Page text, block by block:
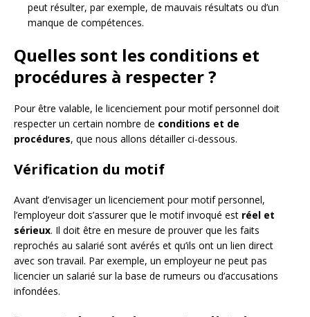
peut résulter, par exemple, de mauvais résultats ou d’un
manque de compétences.
Quelles sont les conditions et
procédures à respecter ?
Pour être valable, le licenciement pour motif personnel doit
respecter un certain nombre de conditions et de
procédures, que nous allons détailler ci-dessous.
Vérification du motif
Avant d’envisager un licenciement pour motif personnel,
l’employeur doit s’assurer que le motif invoqué est réel et
sérieux. Il doit être en mesure de prouver que les faits
reprochés au salarié sont avérés et qu’ils ont un lien direct
avec son travail. Par exemple, un employeur ne peut pas
licencier un salarié sur la base de rumeurs ou d’accusations
infondées.